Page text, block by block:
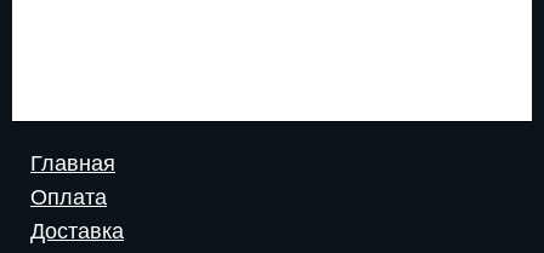
Главная
Оплата
Доставка